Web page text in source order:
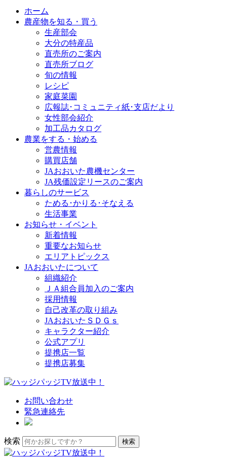
ホーム
農産物を知る・買う
生産部会
大分の特産品
直売所のご案内
直売所ブログ
旬の情報
レシピ
家庭菜園
広報誌･コミュニティ紙･支店だより
女性部会紹介
加工品カタログ
農業をする・始める
営農情報
購買店舗
JAおおいた農機センター
JA残価設定リースのご案内
暮らしのサービス
ためる･かりる･そなえる
生活事業
お知らせ・イベント
新着情報
重要なお知らせ
エリアトピックス
JAおおいたについて
組織紹介
ＪＡ組合員加入のご案内
採用情報
自己改革の取り組み
JAおおいたＳＤＧｓ
キャラクター紹介
公式アプリ
提携店一覧
提携店募集
お問い合わせ
緊急連絡先
検索